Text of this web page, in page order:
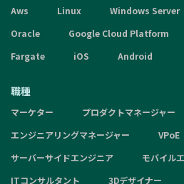
Aws Linux Windows Server
Oracle
Google Cloud Platform
Fargate
iOS Android
職種
マーケター
プロダクトマネージャー
エンジニアリングマネージャー
VPoE
サーバーサイドエンジニア
モバイル
ITコンサルタント
3Dデザイナー